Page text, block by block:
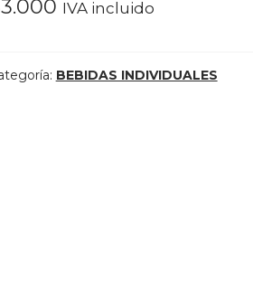
3.000 IVA incluido
BEBIDAS INDIVIDUALES